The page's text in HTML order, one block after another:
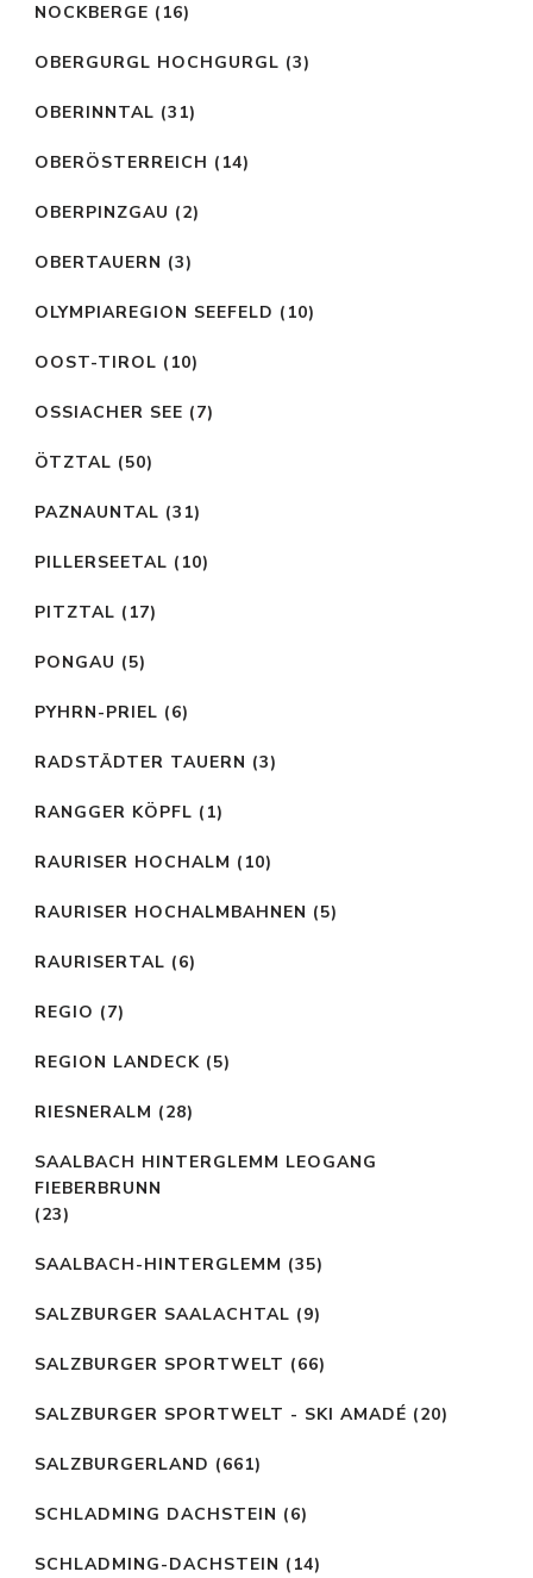
NOCKBERGE (16)
OBERGURGL HOCHGURGL (3)
OBERINNTAL (31)
OBERÖSTERREICH (14)
OBERPINZGAU (2)
OBERTAUERN (3)
OLYMPIAREGION SEEFELD (10)
OOST-TIROL (10)
OSSIACHER SEE (7)
ÖTZTAL (50)
PAZNAUNTAL (31)
PILLERSEETAL (10)
PITZTAL (17)
PONGAU (5)
PYHRN-PRIEL (6)
RADSTÄDTER TAUERN (3)
RANGGER KÖPFL (1)
RAURISER HOCHALM (10)
RAURISER HOCHALMBAHNEN (5)
RAURISERTAL (6)
REGIO (7)
REGION LANDECK (5)
RIESNERALM (28)
SAALBACH HINTERGLEMM LEOGANG
FIEBERBRUNN
(23)
SAALBACH-HINTERGLEMM (35)
SALZBURGER SAALACHTAL (9)
SALZBURGER SPORTWELT (66)
SALZBURGER SPORTWELT - SKI AMADÉ (20)
SALZBURGERLAND (661)
SCHLADMING DACHSTEIN (6)
SCHLADMING-DACHSTEIN (14)